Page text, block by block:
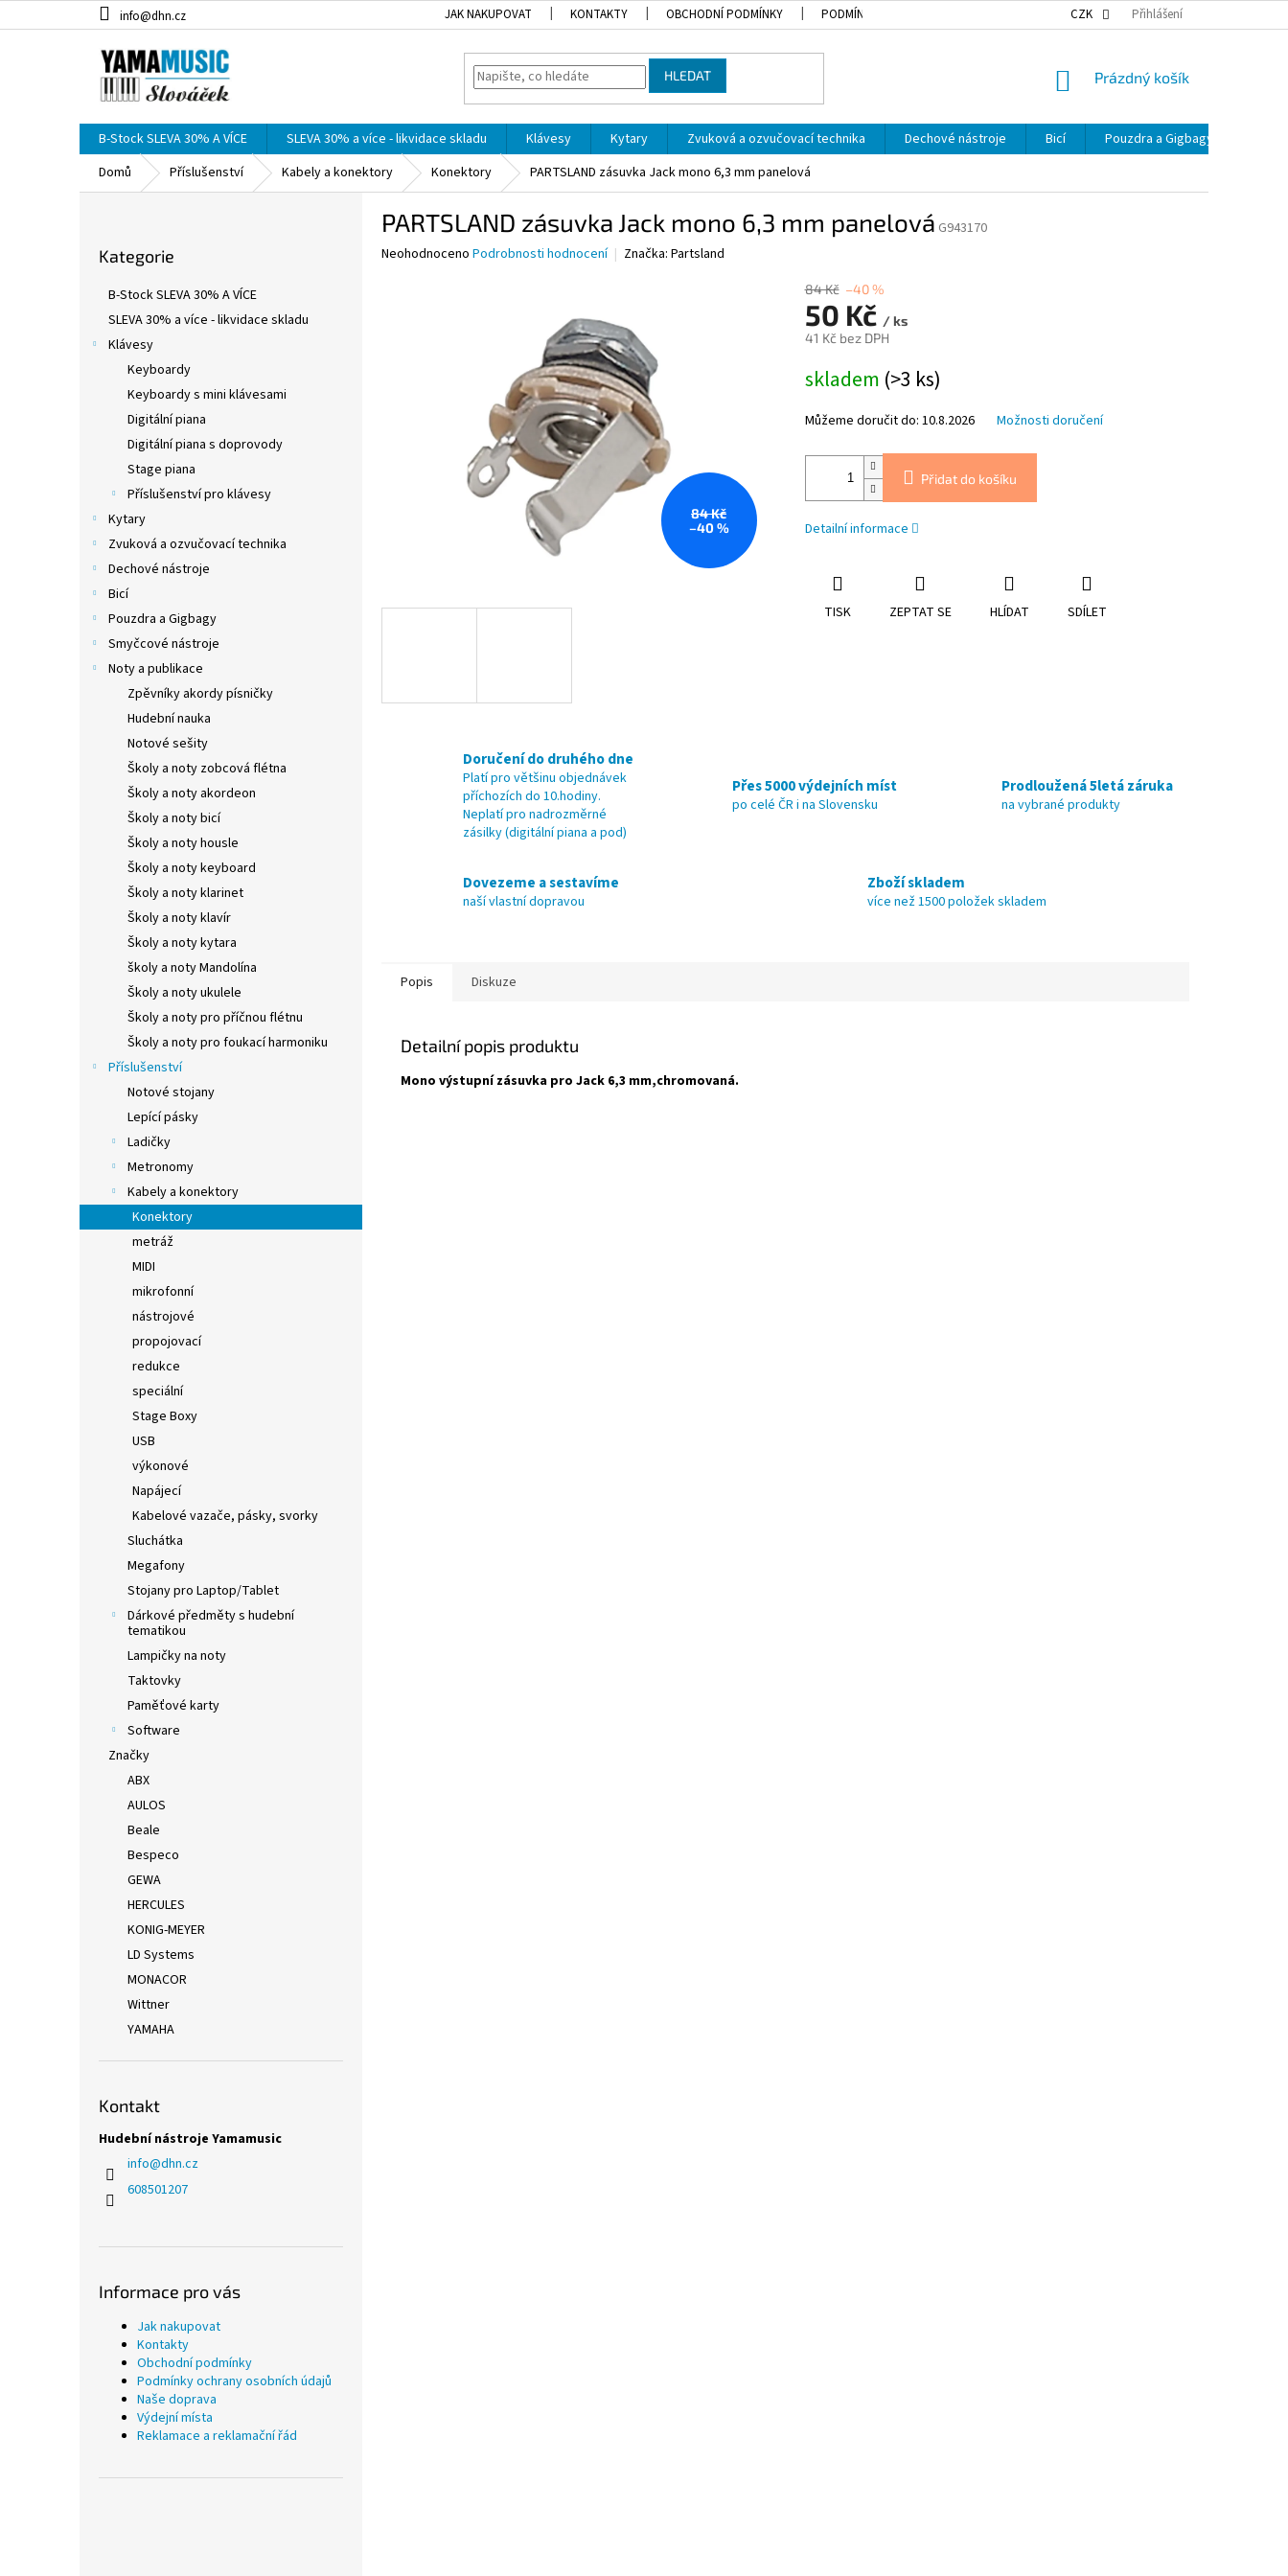
na
info@dhn.cz JAK NAKUPOVAT KONTAKTY OBCHODNÍ PODMÍNKY PODMÍNKY OCHRANY OSOBNÍCH ÚDAJŮ NAŠE DOPRAVA
CZK Přihlášení
HLEDAT
NÁKUPNÍ
Prázdný košík
B-Stock SLEVA 30% A VÍCE SLEVA 30% a více - likvidace skladu Klávesy Kytary Zvuková a ozvučovací technika Dechové nástroje Bicí Pouzdra a Gigbagy
Domů
Příslušenství Kabely a konektory Konektory PARTSLAND zásuvka Jack mono 6,3 mm panelová
kategorie
Kategorie
B-Stock SLEVA 30% A VÍCE
SLEVA 30% a více - likvidace skladu
Klávesy
Keyboardy
Keyboardy s mini klávesami
Digitální piana
Digitální piana s doprovody
Stage piana
Příslušenství pro klávesy
Kytary
Zvuková a ozvučovací technika
Dechové nástroje
Bicí
Pouzdra a Gigbagy
Smyčcové nástroje
Noty a publikace
Zpěvníky akordy písničky
Hudební nauka
Notové sešity
Školy a noty zobcová flétna
Školy a noty akordeon
Školy a noty bicí
Školy a noty housle
Školy a noty keyboard
Školy a noty klarinet
Školy a noty klavír
Školy a noty kytara
školy a noty Mandolína
Školy a noty ukulele
Školy a noty pro příčnou flétnu
Školy a noty pro foukací harmoniku
Příslušenství
Notové stojany
Lepící pásky
Ladičky
Metronomy
Kabely a konektory
Konektory
metráž
MIDI
mikrofonní
nástrojové
propojovací
redukce
speciální
Stage Boxy
USB
výkonové
Napájecí
Kabelové vazače, pásky, svorky
Sluchátka
Megafony
Stojany pro Laptop/Tablet
Dárkové předměty s hudební
tematikou
Lampičky na noty
Taktovky
Paměťové karty
Software
Značky
ABX
AULOS
Beale
Bespeco
GEWA
HERCULES
KONIG-MEYER
LD Systems
MONACOR
Wittner
YAMAHA
Kontakt
Hudební nástroje Yamamusic
info@dhn.cz
608501207
Informace pro vás
Jak nakupovat
Kontakty
Obchodní podmínky
Podmínky ochrany osobních údajů
Naše doprava
Výdejní místa
Reklamace a reklamační řád
PARTSLAND zásuvka Jack mono 6,3 mm panelová G943170
Průměrné
Neohodnoceno Podrobnosti hodnocení Značka: Partsland
84 Kč
–40 %
84 Kč –40 %
50 Kč / ks
41 Kč bez DPH
cena:
skladem (>3 ks)
Můžeme doručit do: 10.8.2026 Možnosti doručení
Přidat do košíku
Detailní informace
TISK ZEPTAT SE HLÍDAT SDÍLET
Doručení do druhého dne
Platí pro většinu objednávek
příchozích do 10.hodiny.
Neplatí pro nadrozměrné
zásilky (digitální piana a pod)
Přes 5000 výdejních míst
po celé ČR i na Slovensku
Prodloužená 5letá záruka
na vybrané produkty
Dovezeme a sestavíme
naší vlastní dopravou
Zboží skladem
více než 1500 položek skladem
Popis Diskuze
Detailní popis produktu
Mono výstupní zásuvka pro Jack 6,3 mm,chromovaná.